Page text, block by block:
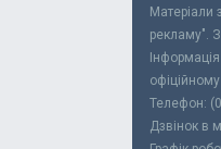
Матеріали
рекламу".
Телефон:
Дзвінок в